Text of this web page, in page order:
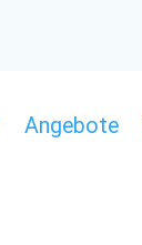
Angebote